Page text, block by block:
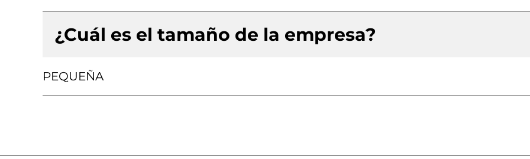
¿Cuál es el tamaño de la empresa?
PEQUEÑA